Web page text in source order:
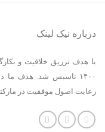
درباره نیک لینک
با هدف تزریق خلاقیت و
۱۴۰۰ تاسیس شد. هدف ما
رعایت اصول موفقیت در